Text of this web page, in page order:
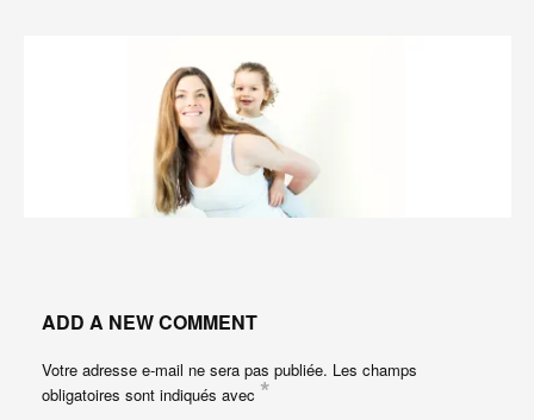
ADD A NEW COMMENT
Votre adresse e-mail ne sera pas publiée. Les champs
obligatoires sont indiqués avec *